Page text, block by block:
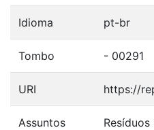
Idioma pt-br
Tombo - 00291
URI https://
Assuntos